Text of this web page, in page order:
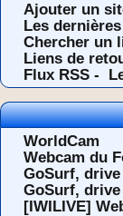
Ajouter un
Les
Chercher un
Liens de
Flux RSS -
WorldCam
Webcam du
GoSurf,
GoSurf,
[IWILIVE]